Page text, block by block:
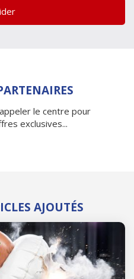
le centre pour
exclusives...
AJOUTÉS